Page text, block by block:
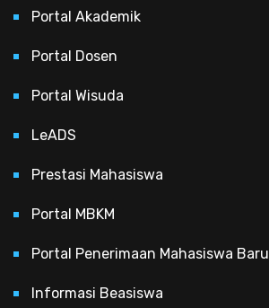
Portal Akademik
Portal Dosen
Portal Wisuda
LeADS
Prestasi Mahasiswa
Portal MBKM
Portal Penerimaan Mahasiswa Baru
Informasi Beasiswa